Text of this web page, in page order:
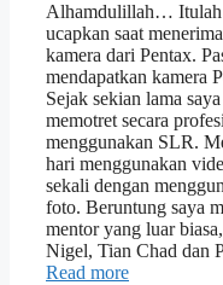
Alhamdulillah… Itulah
ucapkan saat
kamera dari Pentax.
mendapatkan kamera
Sejak sekian lama
memotret secara
menggunakan SLR.
hari menggunakan
sekali dengan
foto. Beruntung saya
mentor yang luar
Nigel, Tian Chad dan
Read more